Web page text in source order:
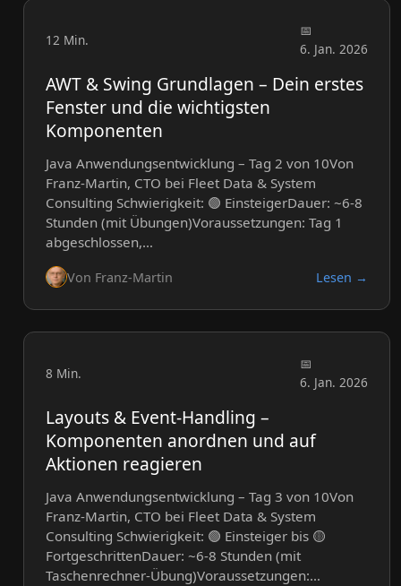
6. Jan. 2026
12 Min.
AWT & Swing Grundlagen – Dein erstes
Fenster und die wichtigsten
Komponenten
Java Anwendungsentwicklung – Tag 2 von 10Von
Franz-Martin, CTO bei Fleet Data & System
Consulting Schwierigkeit: 🟢 EinsteigerDauer: ~6-8
Stunden (mit Übungen)Voraussetzungen: Tag 1
abgeschlossen,…
Von Franz-Martin Lesen →
6. Jan. 2026
8 Min.
Layouts & Event-Handling –
Komponenten anordnen und auf
Aktionen reagieren
Java Anwendungsentwicklung – Tag 3 von 10Von
Franz-Martin, CTO bei Fleet Data & System
Consulting Schwierigkeit: 🟢 Einsteiger bis 🟡
FortgeschrittenDauer: ~6-8 Stunden (mit
Taschenrechner-Übung)Voraussetzungen:…